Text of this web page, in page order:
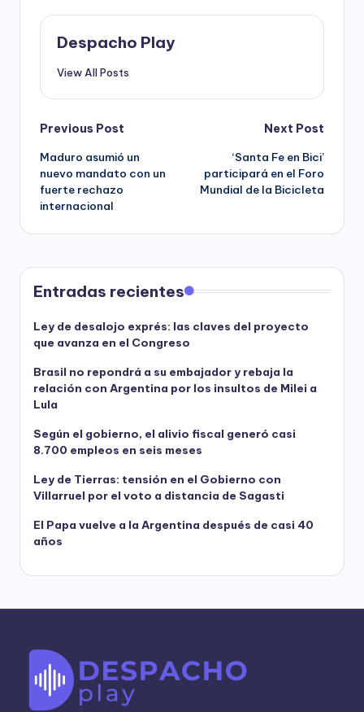
Despacho Play
View All Posts
Post
navigation
Previous Post
Maduro asumió un
nuevo mandato con un
fuerte rechazo
internacional
Next Post
‘Santa Fe en Bici’
participará en el Foro
Mundial de la Bicicleta
Entradas recientes
Ley de desalojo exprés: las claves del proyecto
que avanza en el Congreso
Brasil no repondrá a su embajador y rebaja la
relación con Argentina por los insultos de Milei a
Lula
Según el gobierno, el alivio fiscal generó casi
8.700 empleos en seis meses
Ley de Tierras: tensión en el Gobierno con
Villarruel por el voto a distancia de Sagasti
El Papa vuelve a la Argentina después de casi 40
años